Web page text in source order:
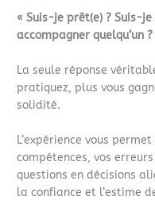
« Suis-je prêt(e) ? Suis-
accompagner quelqu’un ?
La seule réponse
pratiquez, plus vous
solidité.
L’expérience vous
compétences, vos
questions en décisions
la confiance et l’estime